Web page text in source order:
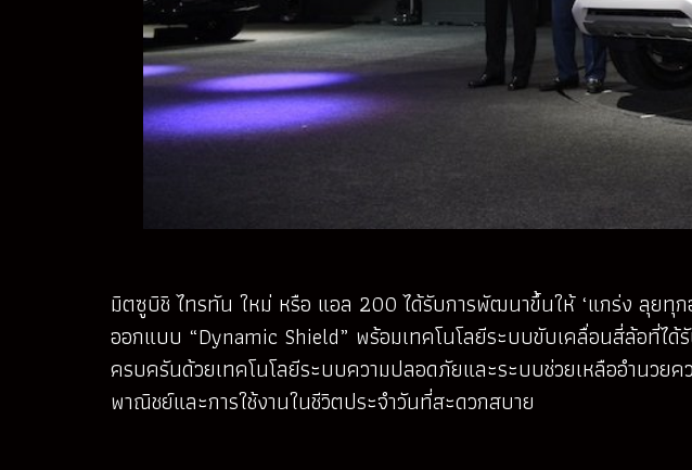
มิตซูบิชิ ไทรทัน ใหม่ หรือ แอล 200 ได้รับการพัฒนาขึ้นให้ ‘แกร่ง ลุยทุ
ออกแบบ “Dynamic Shield” พร้อมเทคโนโลยีระบบขับเคลื่อนสี่ล้อที่ไ
ครบครันด้วยเทคโนโลยีระบบความปลอดภัยและระบบช่วยเหลืออำนวย
พาณิชย์และการใช้งานในชีวิตประจำวันที่สะดวกสบาย